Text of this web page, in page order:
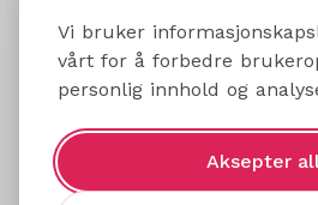
Vi bruker
vårt for å forbedre
personlig innhold og
Aksepter